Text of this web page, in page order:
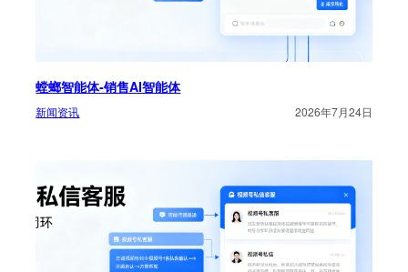
螳螂智能体-销售AI智能体
新闻资讯 2026年7月24日